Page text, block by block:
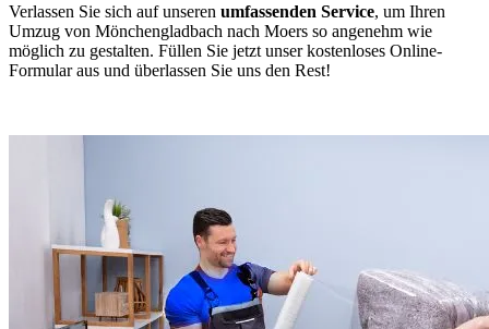
Verlassen Sie sich auf unseren umfassenden Service, um Ihren
Umzug von Mönchengladbach nach Moers so angenehm wie
möglich zu gestalten. Füllen Sie jetzt unser kostenloses Online-
Formular aus und überlassen Sie uns den Rest!